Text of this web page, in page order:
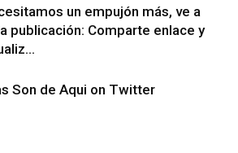
un empujón más, ve a
publicación: Comparte enlace y
Son de Aqui on Twitter